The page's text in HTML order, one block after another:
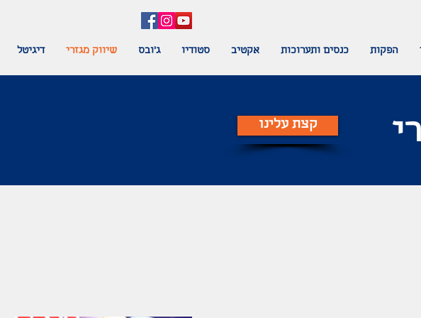
הפקות כנסים ותערוכות אקטיב סטודיו ג'ובס שיווק מגזרי דיגיטל
קצת עלינו